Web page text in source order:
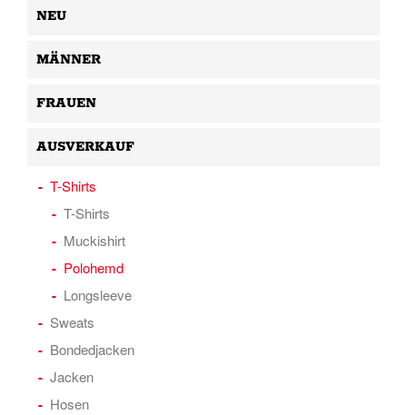
NEU
MÄNNER
FRAUEN
AUSVERKAUF
T-Shirts
T-Shirts
Muckishirt
Polohemd
Longsleeve
Sweats
Bondedjacken
Jacken
Hosen